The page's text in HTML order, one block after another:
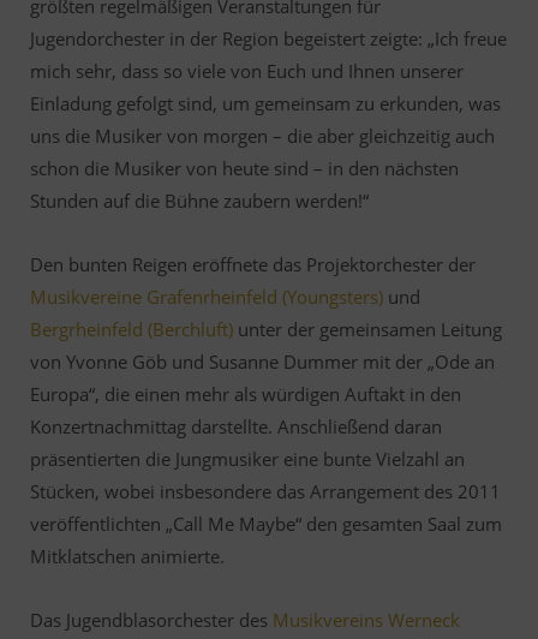
größten regelmäßigen Veranstaltungen für
Jugendorchester in der Region begeistert zeigte: „Ich freue
mich sehr, dass so viele von Euch und Ihnen unserer
Einladung gefolgt sind, um gemeinsam zu erkunden, was
uns die Musiker von morgen – die aber gleichzeitig auch
schon die Musiker von heute sind – in den nächsten
Stunden auf die Bühne zaubern werden!“
Den bunten Reigen eröffnete das Projektorchester der
Musikvereine Grafenrheinfeld (Youngsters) und
Bergrheinfeld (Berchluft) unter der gemeinsamen Leitung
von Yvonne Göb und Susanne Dummer mit der „Ode an
Europa“, die einen mehr als würdigen Auftakt in den
Konzertnachmittag darstellte. Anschließend daran
präsentierten die Jungmusiker eine bunte Vielzahl an
Stücken, wobei insbesondere das Arrangement des 2011
veröffentlichten „Call Me Maybe“ den gesamten Saal zum
Mitklatschen animierte.
Das Jugendblasorchester des Musikvereins Werneck